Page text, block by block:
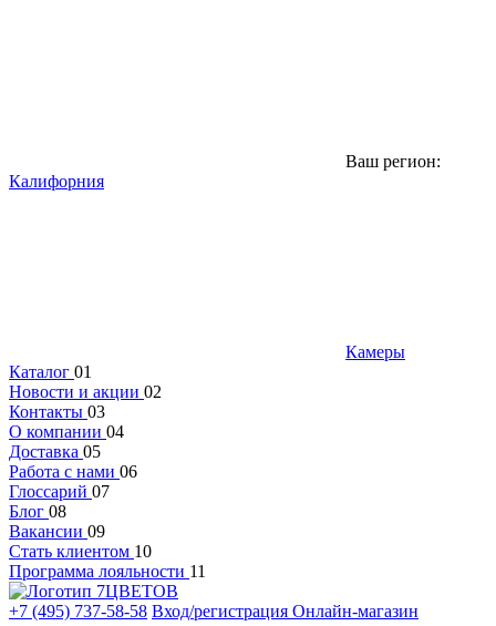
Ваш регион:
Калифорния
Камеры
Каталог 01
Новости и акции 02
Контакты 03
О компании 04
Доставка 05
Работа с нами 06
Глоссарий 07
Блог 08
Вакансии 09
Стать клиентом 10
Программа лояльности 11
+7 (495) 737-58-58 Вход/регистрация Онлайн-магазин